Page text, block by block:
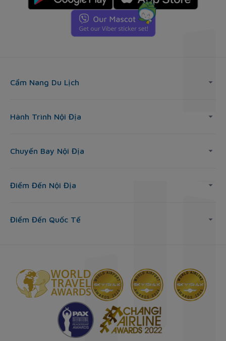
Cẩm Nang Du Lịch
Hành Trình Nội Địa
Chuyến Bay Nội Địa
Điểm Đến Nội Địa
Điểm Đến Quốc Tế